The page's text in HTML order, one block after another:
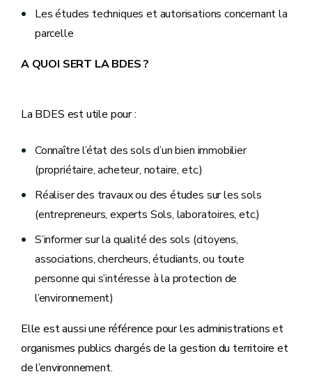
Les études techniques et autorisations concernant la
parcelle
A QUOI SERT LA BDES ?
La BDES est utile pour :
Connaître l’état des sols d’un bien immobilier
(propriétaire, acheteur, notaire, etc.)
Réaliser des travaux ou des études sur les sols
(entrepreneurs, experts Sols, laboratoires, etc.)
S’informer sur la qualité des sols (citoyens,
associations, chercheurs, étudiants, ou toute
personne qui s’intéresse à la protection de
l’environnement)
Elle est aussi une référence pour les administrations et
organismes publics chargés de la gestion du territoire et
de l’environnement.